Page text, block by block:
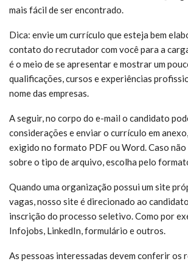
mais fácil de ser encontrado.
Dica: envie um currículo que esteja bem
contato do recrutador com você para a
é o meio de se apresentar e mostrar um
qualificações, cursos e experiências
nome das empresas.
A seguir, no corpo do e-mail o candidato
considerações e enviar o currículo em
exigido no formato PDF ou Word. Caso
sobre o tipo de arquivo, escolha pelo
Quando uma organização possui um site
vagas, nosso site é direcionado ao
inscrição do processo seletivo. Como por
Infojobs, LinkedIn, formulário e outros.
As pessoas interessadas devem conferir os